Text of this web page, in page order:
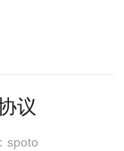
议
spoto